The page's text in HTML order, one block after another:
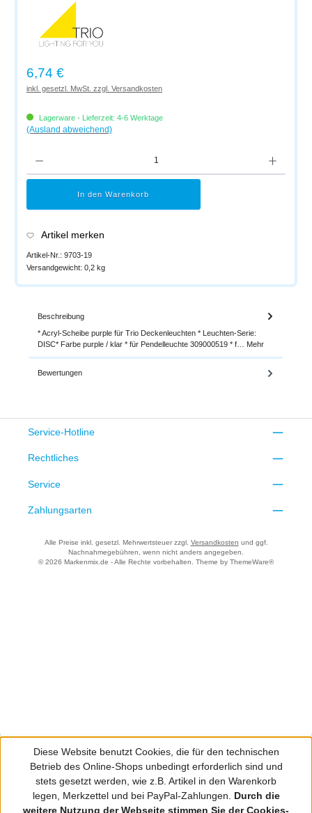
Regulärer Preis:
6,74 €
inkl. gesetzl. MwSt. zzgl. Versandkosten
Lagerware - Lieferzeit: 4-6 Werktage
(Ausland abweichend)
In den Warenkorb
Artikel merken
Artikel-Nr.: 9703-19
Versandgewicht: 0,2 kg
Beschreibung
* Acryl-Scheibe purple für Trio Deckenleuchten * Leuchten-Serie:
DISC* Farbe purple / klar * für Pendelleuchte 309000519 * f… Mehr
Bewertungen
Service-Hotline
Rechtliches
Service
Zahlungsarten
Alle Preise inkl. gesetzl. Mehrwertsteuer zzgl. Versandkosten und ggf.
Nachnahmegebühren, wenn nicht anders angegeben.
© 2026 Markenmix.de - Alle Rechte vorbehalten. Theme by ThemeWare®
Diese Website benutzt Cookies, die für den technischen
Betrieb des Online-Shops unbedingt erforderlich sind und
stets gesetzt werden, wie z.B. Artikel in den Warenkorb
legen, Merkzettel und bei PayPal-Zahlungen. Durch die
weitere Nutzung der Webseite stimmen Sie der Cookies-